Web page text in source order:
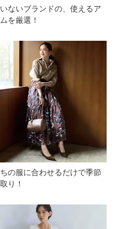
ないブランドの、使えるア
を厳選！
の服に合わせるだけで季節
り！